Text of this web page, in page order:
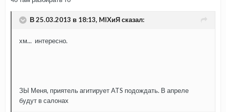
В 25.03.2013 в 18:13, MIXиЯ сказал:
хм... интересно.
ЗЫ Меня, приятель агитирует ATS подождать. В апреле
будут в салонах